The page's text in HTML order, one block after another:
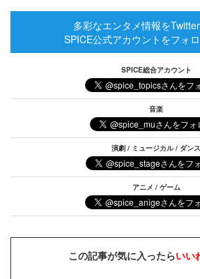
多彩なエンタメ情報を
SPICE公式アカウントをフォ
SPICE総合アカウント
音楽
演劇 / ミュージカル / ダンス
アニメ / ゲーム
この記事が気に入ったらいい